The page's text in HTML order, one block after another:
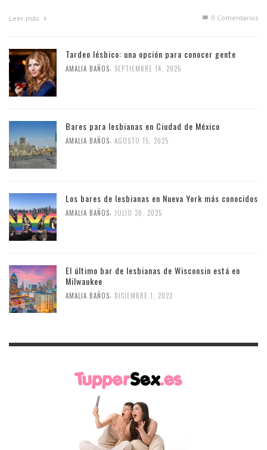
Leer más 0 Comentarios
Tardeo lésbico: una opción para conocer gente
AMALIA BAÑOS, SEPTIEMBRE 14, 2025
Bares para lesbianas en Ciudad de México
AMALIA BAÑOS, AGOSTO 15, 2025
Los bares de lesbianas en Nueva York más conocidos
AMALIA BAÑOS, JULIO 30, 2025
El último bar de lesbianas de Wisconsin está en
Milwaukee
AMALIA BAÑOS, DICIEMBRE 1, 2022